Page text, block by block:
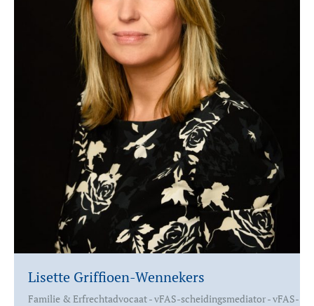
Lisette Griffioen-Wennekers
Familie & Erfrechtadvocaat - vFAS-scheidingsmediator - vFAS-